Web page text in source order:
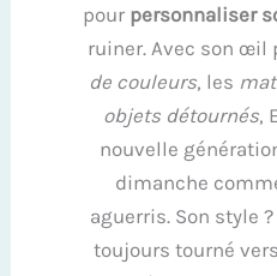
pour personnaliser
ruiner. Avec son œil
de couleurs, les
objets détournés,
nouvelle
dimanche
aguerris. Son style
toujours tourné